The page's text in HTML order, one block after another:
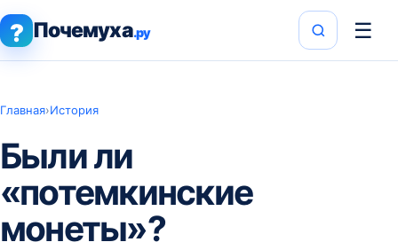
? Почемуха.ру ☰
Главная›История
Были ли
«потемкинские
монеты»?